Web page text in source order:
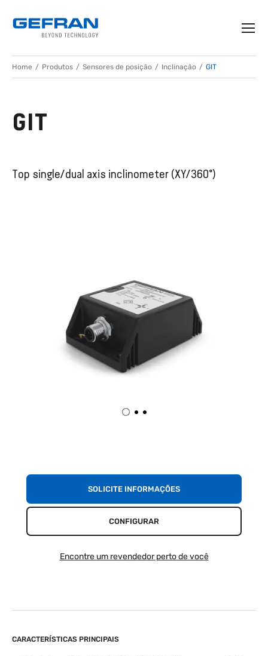
Home Produtos Sensores de posição Inclinação GIT
GIT
Top single/dual axis inclinometer (XY/360°)
CARACTERÍSTICAS PRINCIPAIS
SOLICITE INFORMAÇÕES
CONFIGURAR
Encontre um revendedor perto de você